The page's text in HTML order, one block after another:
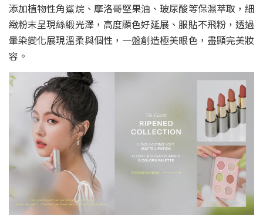
添加植物性角鯊烷、摩洛哥堅果油、玻尿酸等保濕萃取，細
緻粉末呈現絲緞光澤，高度顯色好延展、服貼不飛粉，透過
暈染變化展現溫柔與個性，一盤創造極美眼色，盡顯完美妝
容。